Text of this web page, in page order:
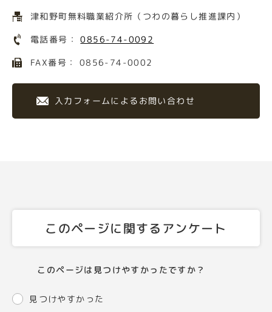
津和野町無料職業紹介所（つわの暮らし推進課内）
電話番号：0856-74-0092
FAX番号： 0856-74-0002
入力フォームによるお問い合わせ
このページに関するアンケート
このページは見つけやすかったですか？
見つけやすかった